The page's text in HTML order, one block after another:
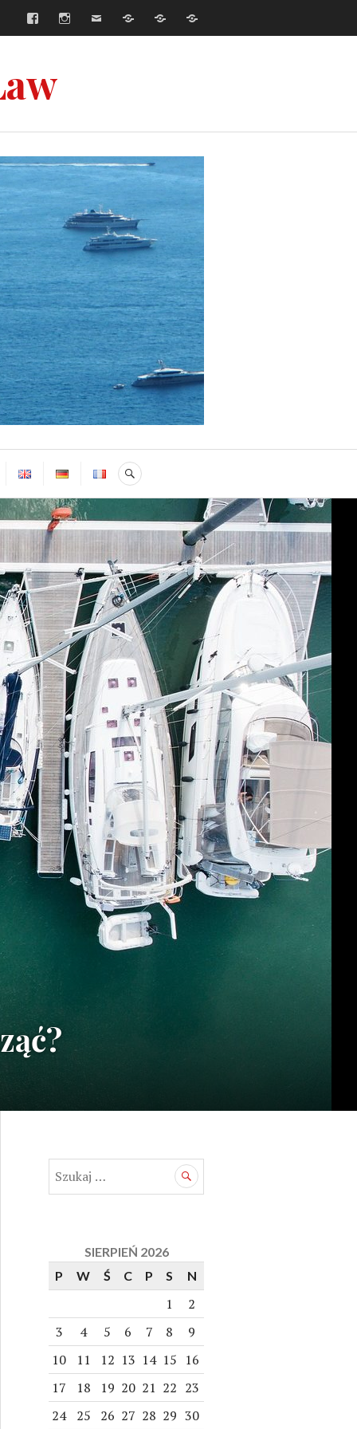
FacebookInstagram
E-
mail
Współpraca
Strona
główna
SEARCH
j
SIERPIEŃ 2026
P
W Ś C P S N
1
2
3
4 5 6 7 8
9
10
11 12 13 14 15 16
17
18 19 20 21 22 23
24
25 26 27 28 29 30